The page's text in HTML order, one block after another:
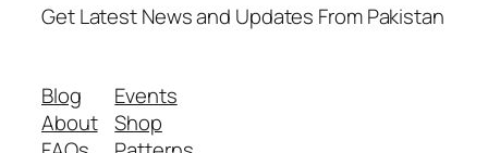
Get Latest News and Updates From Pakistan
Blog
About
Events
Shop